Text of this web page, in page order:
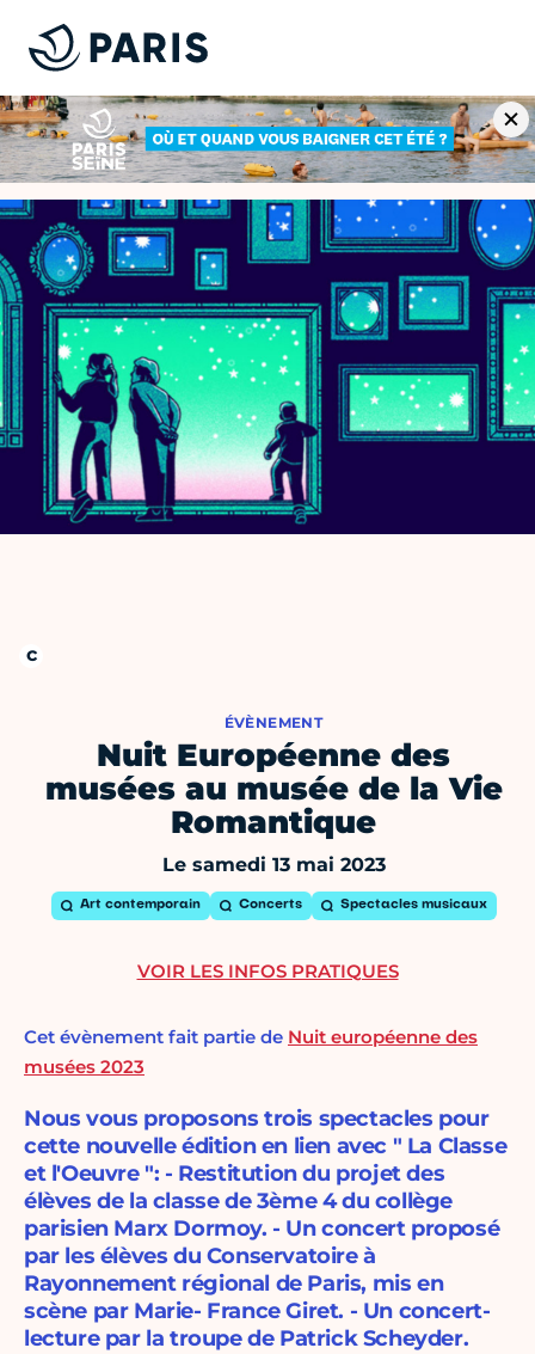
ÉVÈNEMENT
Nuit Européenne des
musées au musée de la Vie
Romantique
Le samedi 13 mai 2023
Art contemporain Concerts Spectacles musicaux
Cet évènement fait partie de Nuit européenne des
musées 2023
Nous vous proposons trois spectacles pour
cette nouvelle édition en lien avec " La Classe
et l'Oeuvre ": - Restitution du projet des
élèves de la classe de 3ème 4 du collège
parisien Marx Dormoy. - Un concert proposé
par les élèves du Conservatoire à
Rayonnement régional de Paris, mis en
scène par Marie- France Giret. - Un concert-
lecture par la troupe de Patrick Scheyder.
VOIR LES INFOS PRATIQUES